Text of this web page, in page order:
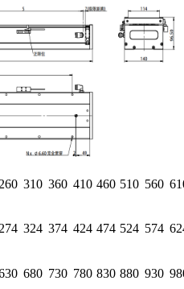
260 310 360 410 460 510 560
274 324 374 424 474 524 574
680 730 780 830 880 930